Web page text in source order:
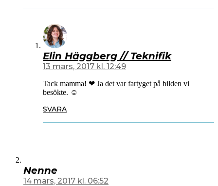
Elin Häggberg // Teknifik
13 mars, 2017 kl. 12:49
Tack mamma! ❤ Ja det var fartyget på bilden vi
besökte. ☺️
SVARA
Nenne
14 mars, 2017 kl. 06:52